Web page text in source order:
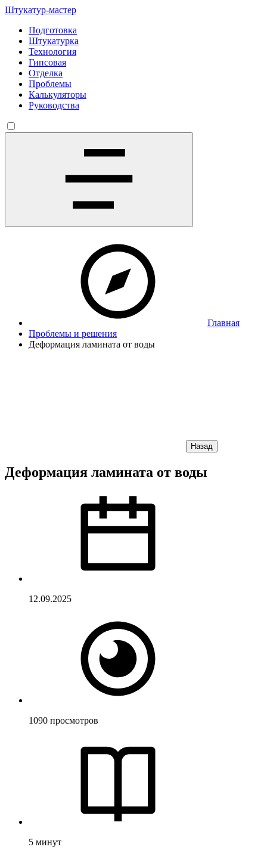
Штукатур-мастер
Подготовка
Штукатурка
Технология
Гипсовая
Отделка
Проблемы
Калькуляторы
Руководства
Главная
Проблемы и решения
Деформация ламината от воды
Назад
Деформация ламината от воды
12.09.2025
1090 просмотров
5 минут